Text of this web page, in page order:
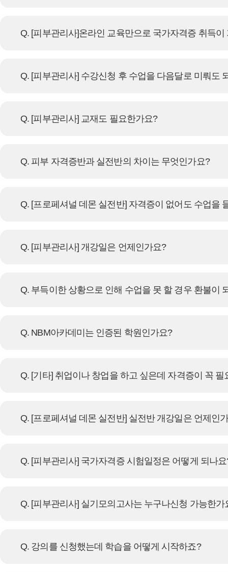
Q. [피부관리사]온라인 교육만으로 국가자격증 취득이
Q. [피부관리사] 수강신청 후 수업을 다음달로 미뤄도
Q. [피부관리사] 교재도 필요한가요?
Q. 피부 자격증반과 실전반의 차이는 무엇인가요?
Q. [프로페셔널 데몬 실전반] 자격증이 없어도 수업을
Q. [피부관리사] 개강일은 언제인가요?
Q. 부득이한 상황으로 인해 수업을 못 할 경우 환불이
Q. NBM아카데미는 인증된 학원인가요?
Q. [기타] 취업이나 창업을 하고 싶은데 자격증이 꼭 필
Q. [프로페셔널 데몬 실전반] 실전반 개강일은 언제인
Q. [피부관리사] 국가자격증 시험일정은 어떻게 되나요
Q. [피부관리사] 실기모의고사는 누구나신청 가능한가
Q. 강의를 신청했는데 학습을 어떻게 시작하죠?